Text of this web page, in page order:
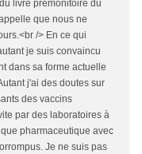
livre prémonitoire du
que nous ne
/> En ce qui
je suis convaincu
dans sa forme actuelle
j'ai des doutes sur
des vaccins
par des laboratoires à
pharmaceutique avec
Je ne suis pas